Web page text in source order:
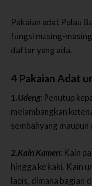
Pakaian adat Pulau
fungsi masing-
daftar yang ada.
4 Pakaian Adat
1.Udeng: Penutup
melambangkan
sembahyang
2.Kain Kamen: Kain
hingga ke kaki. Kain
lapis, dimana bagian